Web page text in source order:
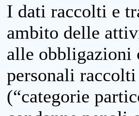
I dati raccolti e
ambito delle
alle obbligazioni
personali
(“categorie